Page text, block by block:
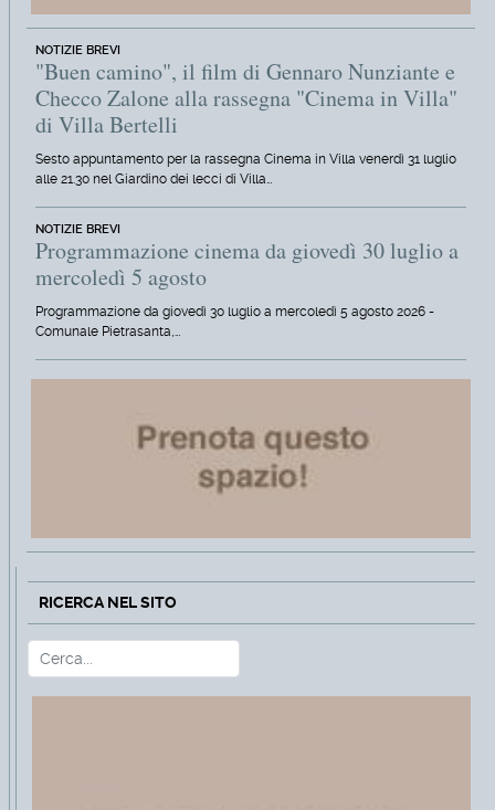
NOTIZIE BREVI
"Buen camino", il film di Gennaro Nunziante e
Checco Zalone alla rassegna "Cinema in Villa"
di Villa Bertelli
Sesto appuntamento per la rassegna Cinema in Villa venerdì 31 luglio
alle 21.30 nel Giardino dei lecci di Villa…
NOTIZIE BREVI
Programmazione cinema da giovedì 30 luglio a
mercoledì 5 agosto
Programmazione da giovedì 30 luglio a mercoledì 5 agosto 2026 -
Comunale Pietrasanta,…
RICERCA NEL SITO
Cerca Type 2 or more characters for